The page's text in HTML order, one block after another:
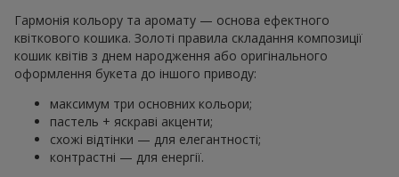
Гармонія кольору та аромату — основа ефектного
квіткового кошика. Золоті правила складання композиції
кошик квітів з днем ​​народження або оригінального
оформлення букета до іншого приводу:
максимум три основних кольори;
пастель + яскраві акценти;
схожі відтінки — для елегантності;
контрастні — для енергії.